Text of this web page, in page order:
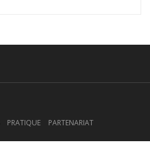
PRATIQUE PARTENARIAT